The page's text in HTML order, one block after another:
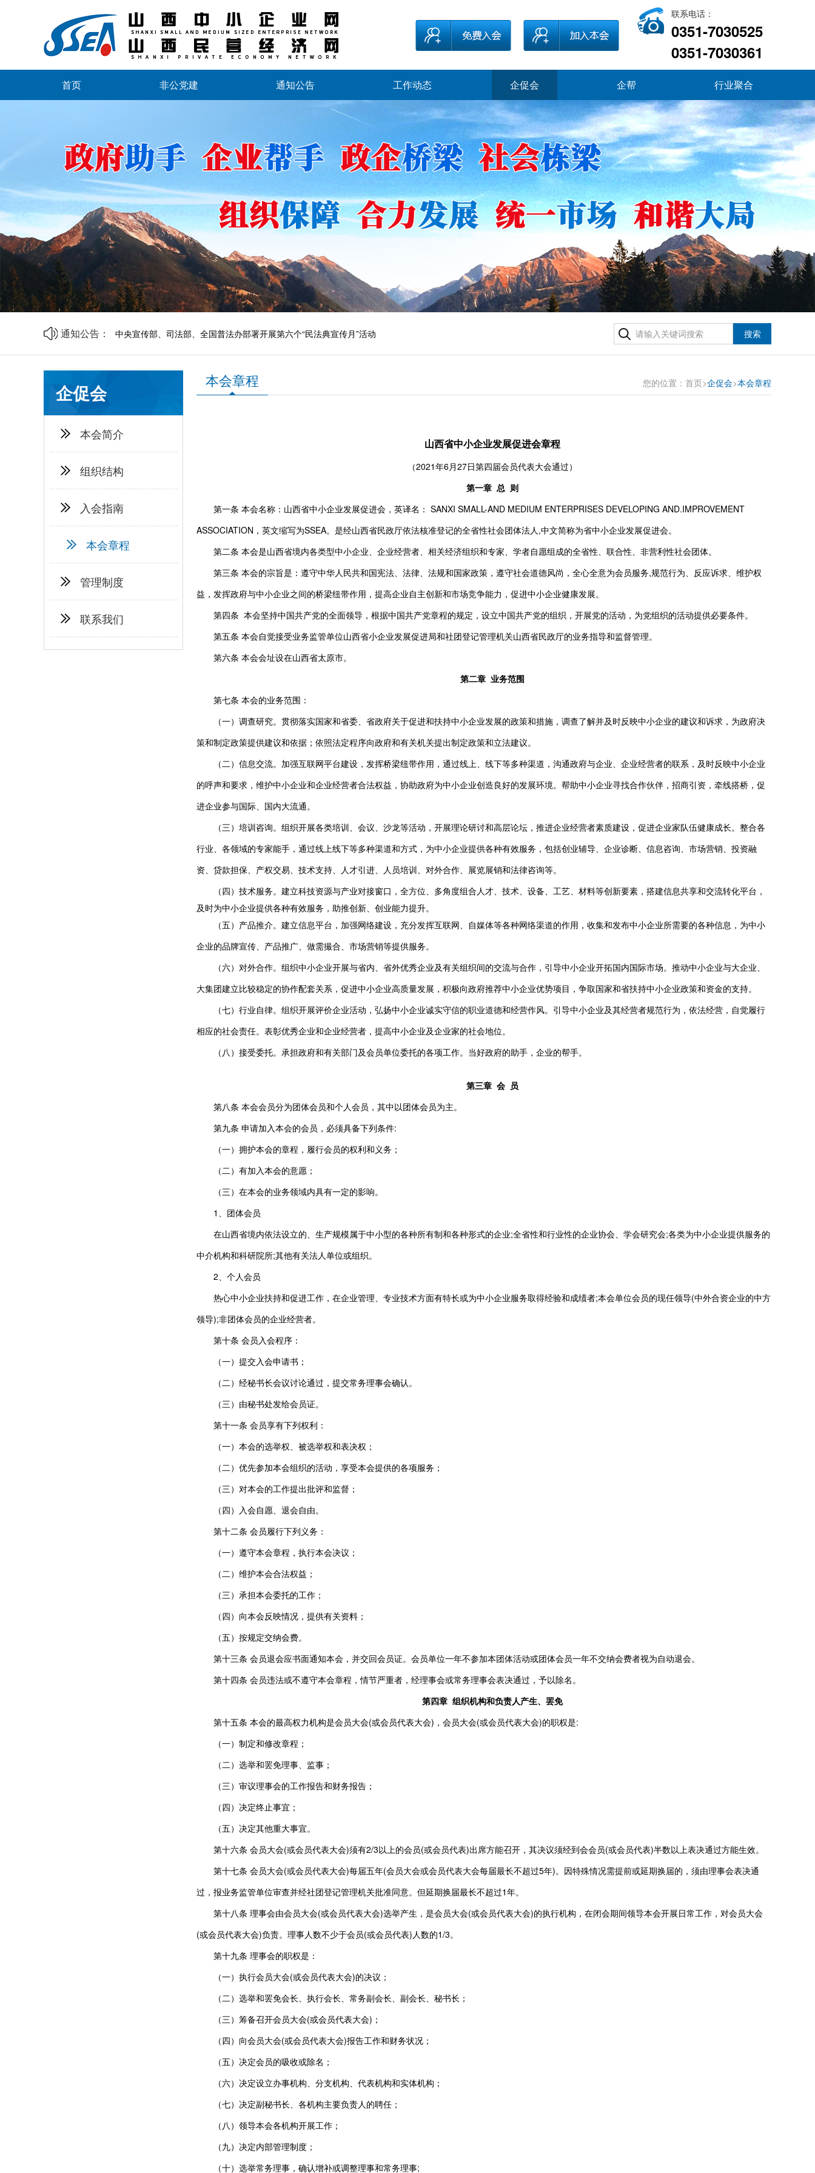
联系电话：
0351-7030525
0351-7030361
首页 非公党建 通知公告 工作动态 企促会 企帮 行业聚合
通知公告：
山西省中小企业发展促进会2026年劳动节放假通知
山西省中小企业发展促进会财税专业委员会成立大会邀请函
中央宣传部、司法部、全国普法办部署开展第六个“民法典宣传月”活动
企帮商学院 · 企业家读书会第二期邀请函
山西省中小企业发展促进会2026年劳动节放假通知
山西省中小企业发展促进会财税专业委员会成立大会邀请函
搜索
企促会
本会简介
组织结构
入会指南
本会章程
管理制度
联系我们
本会章程 您的位置： 首页>企促会>本会章程
山西省中小企业发展促进会章程
（2021年6月27日第四届会员代表大会通过）
第一章 总 则
第一条 本会名称：山西省中小企业发展促进会，英译名： SANXI SMALL-AND MEDIUM ENTERPRISES DEVELOPING AND.IMPROVEMENT
ASSOCIATION，英文缩写为SSEA。是经山西省民政厅依法核准登记的全省性社会团体法人,中文简称为省中小企业发展促进会。
第二条 本会是山西省境内各类型中小企业、企业经营者、相关经济组织和专家、学者自愿组成的全省性、联合性、非营利性社会团体。
第三条 本会的宗旨是：遵守中华人民共和国宪法、法律、法规和国家政策，遵守社会道德风尚，全心全意为会员服务,规范行为、反应诉求、维护权
益，发挥政府与中小企业之间的桥梁纽带作用，提高企业自主创新和市场竞争能力，促进中小企业健康发展。
第四条 本会坚持中国共产党的全面领导，根据中国共产党章程的规定，设立中国共产党的组织，开展党的活动，为党组织的活动提供必要条件。
第五条 本会自觉接受业务监管单位山西省小企业发展促进局和社团登记管理机关山西省民政厅的业务指导和监督管理。
第六条 本会会址设在山西省太原市。
第二章 业务范围
第七条 本会的业务范围：
（一）调查研究。贯彻落实国家和省委、省政府关于促进和扶持中小企业发展的政策和措施，调查了解并及时反映中小企业的建议和诉求，为政府决
策和制定政策提供建议和依据；依照法定程序向政府和有关机关提出制定政策和立法建议。
（二）信息交流。加强互联网平台建设，发挥桥梁纽带作用，通过线上、线下等多种渠道，沟通政府与企业、企业经营者的联系，及时反映中小企业
的呼声和要求，维护中小企业和企业经营者合法权益，协助政府为中小企业创造良好的发展环境。帮助中小企业寻找合作伙伴，招商引资，牵线搭桥，促
进企业参与国际、国内大流通。
（三）培训咨询。组织开展各类培训、会议、沙龙等活动，开展理论研讨和高层论坛，推进企业经营者素质建设，促进企业家队伍健康成长。整合各
行业、各领域的专家能手，通过线上线下等多种渠道和方式，为中小企业提供各种有效服务，包括创业辅导、企业诊断、信息咨询、市场营销、投资融
资、贷款担保、产权交易、技术支持、人才引进、人员培训、对外合作、展览展销和法律咨询等。
（四）技术服务。建立科技资源与产业对接窗口，全方位、 多角度组合人才、技术、设备、工艺、材料等创新要素，搭建信息共享和交流转化平台，
及时为中小企业提供各种有效服务，助推创新、创业能力提升。
（五）产品推介。建立信息平台，加强网络建设，充分发挥互联网、自媒体等各种网络渠道的作用，收集和发布中小企业所需要的各种信息，为中小
企业的品牌宣传、产品推广、做需撮合、市场营销等提供服务。
（六）对外合作。组织中小企业开展与省内、省外优秀企业及有关组织间的交流与合作，引导中小企业开拓国内国际市场。推动中小企业与大企业、
大集团建立比较稳定的协作配套关系，促进中小企业高质量发展，积极向政府推荐中小企业优势项目，争取国家和省扶持中小企业政策和资金的支持。
（七）行业自律。组织开展评价企业活动，弘扬中小企业诚实守信的职业道德和经营作风。引导中小企业及其经营者规范行为，依法经营，自觉履行
相应的社会责任。表彰优秀企业和企业经营者，提高中小企业及企业家的社会地位。
（八）接受委托。承担政府和有关部门及会员单位委托的各项工作。当好政府的助手，企业的帮手。
第三章 会 员
第八条 本会会员分为团体会员和个人会员，其中以团体会员为主。
第九条 申请加入本会的会员，必须具备下列条件:
（一）拥护本会的章程，履行会员的权利和义务；
（二）有加入本会的意愿；
（三）在本会的业务领域内具有一定的影响。
1、团体会员
在山西省境内依法设立的、生产规模属于中小型的各种所有制和各种形式的企业;全省性和行业性的企业协会、学会研究会;各类为中小企业提供服务的
中介机构和科研院所;其他有关法人单位或组织。
2、个人会员
热心中小企业扶持和促进工作，在企业管理、专业技术方面有特长或为中小企业服务取得经验和成绩者;本会单位会员的现任领导(中外合资企业的中方
领导);非团体会员的企业经营者。
第十条 会员入会程序：
（一）提交入会申请书；
（二）经秘书长会议讨论通过，提交常务理事会确认。
（三）由秘书处发给会员证。
第十一条 会员享有下列权利：
（一）本会的选举权、被选举权和表决权；
（二）优先参加本会组织的活动，享受本会提供的各项服务；
（三）对本会的工作提出批评和监督；
（四）入会自愿、退会自由。
第十二条 会员履行下列义务：
（一）遵守本会章程，执行本会决议；
（二）维护本会合法权益；
（三）承担本会委托的工作；
（四）向本会反映情况，提供有关资料；
（五）按规定交纳会费。
第十三条 会员退会应书面通知本会，并交回会员证。会员单位一年不参加本团体活动或团体会员一年不交纳会费者视为自动退会。
第十四条 会员违法或不遵守本会章程，情节严重者，经理事会或常务理事会表决通过，予以除名。
第四章 组织机构和负责人产生、罢免
第十五条 本会的最高权力机构是会员大会(或会员代表大会)，会员大会(或会员代表大会)的职权是:
（一）制定和修改章程；
（二）选举和罢免理事、监事；
（三） 审议理事会的工作报告和财务报告；
（四）决定终止事宜；
（五）决定其他重大事宜。
第十六条 会员大会(或会员代表大会)须有2/3以上的会员(或会员代表)出席方能召开，其决议须经到会会员(或会员代表)半数以上表决通过方能生效。
第十七条 会员大会(或会员代表大会)每届五年(会员大会或会员代表大会每届最长不超过5年)。因特殊情况需提前或延期换届的，须由理事会表决通
过，报业务监管单位审查并经社团登记管理机关批准同意。但延期换届最长不超过1年。
第十八条 理事会由会员大会(或会员代表大会)选举产生，是会员大会(或会员代表大会)的执行机构，在闭会期间领导本会开展日常工作，对会员大会
(或会员代表大会)负责。理事人数不少于会员(或会员代表)人数的1/3。
第十九条 理事会的职权是：
（一）执行会员大会(或会员代表大会)的决议；
（二）选举和罢免会长、执行会长、常务副会长、副会长、秘书长；
（三）筹备召开会员大会(或会员代表大会)；
（四）向会员大会(或会员代表大会)报告工作和财务状况；
（五）决定会员的吸收或除名；
（六）决定设立办事机构、分支机构、代表机构和实体机构；
（七）决定副秘书长、各机构主要负责人的聘任；
（八）领导本会各机构开展工作；
（九）决定内部管理制度；
（十）选举常务理事，确认增补或调整理事和常务理事;